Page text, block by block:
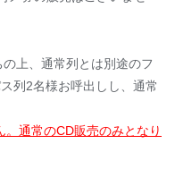
上、通常列とは別途のフ
列2名様お呼出しし、通常
通常のCD販売のみとなり